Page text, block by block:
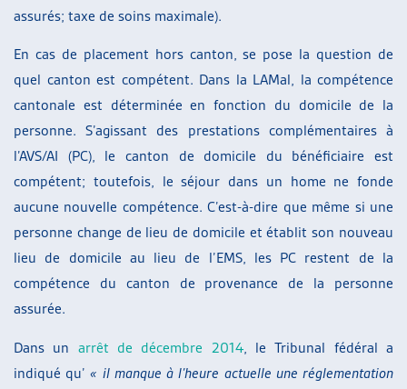
assurés; taxe de soins maximale).
En cas de placement hors canton, se pose la question de
quel canton est compétent. Dans la LAMal, la compétence
cantonale est déterminée en fonction du domicile de la
personne. S’agissant des prestations complémentaires à
l’AVS/AI (PC), le canton de domicile du bénéficiaire est
compétent; toutefois, le séjour dans un home ne fonde
aucune nouvelle compétence. C’est-à-dire que même si une
personne change de lieu de domicile et établit son nouveau
lieu de domicile au lieu de l’EMS, les PC restent de la
compétence du canton de provenance de la personne
assurée.
Dans un arrêt de décembre 2014, le Tribunal fédéral a
indiqué qu’« il manque à l’heure actuelle une réglementation